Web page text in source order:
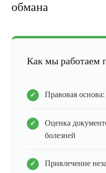
обмана
Как мы работаем
Правовая
Оценка
болезней
Привлечение